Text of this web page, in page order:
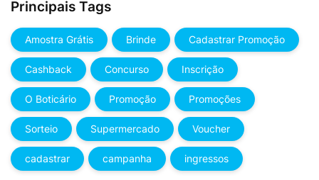
Principais Tags
Amostra Grátis Brinde Cadastrar Promoção
Cashback Concurso Inscrição
O Boticário Promoção Promoções
Sorteio Supermercado Voucher
cadastrar campanha ingressos